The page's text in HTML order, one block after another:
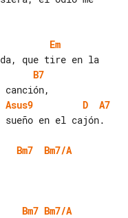
Em
B7
Asus9 D
A7
Bm7 Bm7/A
Bm7 Bm7/A